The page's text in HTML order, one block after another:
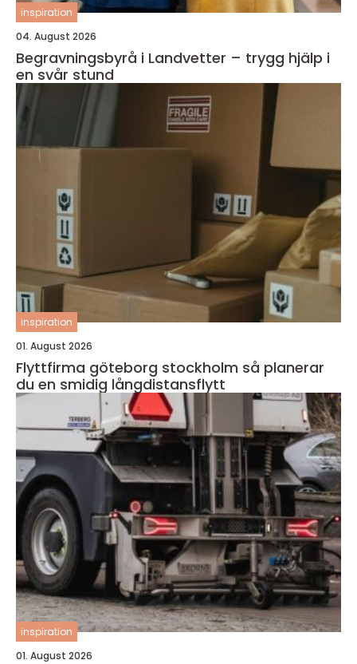
inspiration
04. August 2026
Begravningsbyrå i Landvetter – trygg hjälp i
en svår stund
inspiration
01. August 2026
Flyttfirma göteborg stockholm så planerar
du en smidig långdistansflytt
inspiration
01. August 2026